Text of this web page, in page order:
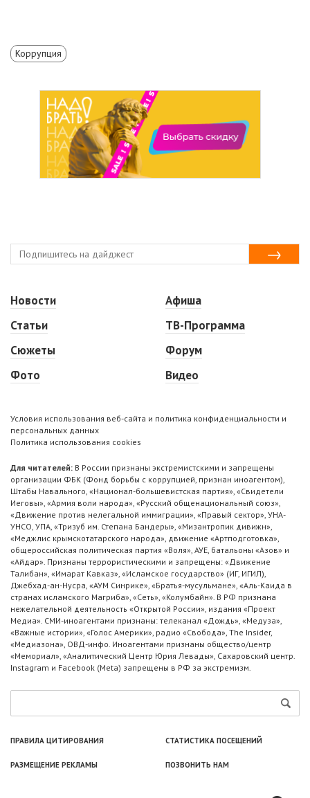
Коррупция
Новости
Статьи
Сюжеты
Фото
Афиша
ТВ-Программа
Форум
Видео
Условия использования веб-сайта и политика конфиденциальности и
персональных данных
Политика использования cookies
Для читателей: В России признаны экстремистскими и запрещены
организации ФБК (Фонд борьбы с коррупцией, признан иноагентом),
Штабы Навального, «Национал-большевистская партия», «Свидетели
Иеговы», «Армия воли народа», «Русский общенациональный союз»,
«Движение против нелегальной иммиграции», «Правый сектор», УНА-
УНСО, УПА, «Тризуб им. Степана Бандеры», «Мизантропик дивижн»,
«Меджлис крымскотатарского народа», движение «Артподготовка»,
общероссийская политическая партия «Воля», АУЕ, батальоны «Азов» и
«Айдар». Признаны террористическими и запрещены: «Движение
Талибан», «Имарат Кавказ», «Исламское государство» (ИГ, ИГИЛ),
Джебхад-ан-Нусра, «АУМ Синрике», «Братья-мусульмане», «Аль-Каида в
странах исламского Магриба», «Сеть», «Колумбайн». В РФ признана
нежелательной деятельность «Открытой России», издания «Проект
Медиа». СМИ-иноагентами признаны: телеканал «Дождь», «Медуза»,
«Важные истории», «Голос Америки», радио «Свобода», The Insider,
«Медиазона», ОВД-инфо. Иноагентами признаны общество/центр
«Мемориал», «Аналитический Центр Юрия Левады», Сахаровский центр.
Instagram и Facebook (Metа) запрещены в РФ за экстремизм.
ПРАВИЛА ЦИТИРОВАНИЯ СТАТИСТИКА ПОСЕЩЕНИЙ
РАЗМЕЩЕНИЕ РЕКЛАМЫ ПОЗВОНИТЬ НАМ